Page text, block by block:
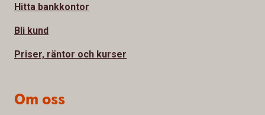
Hitta bankkontor
Bli kund
Priser, räntor och kurser
Om oss